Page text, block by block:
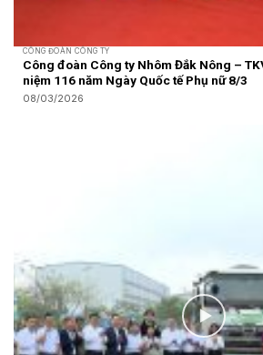
CÔNG ĐOÀN CÔNG TY
Công đoàn Công ty Nhôm Đắk Nông –
niệm 116 năm Ngày Quốc tế Phụ nữ 8/3
08/03/2026